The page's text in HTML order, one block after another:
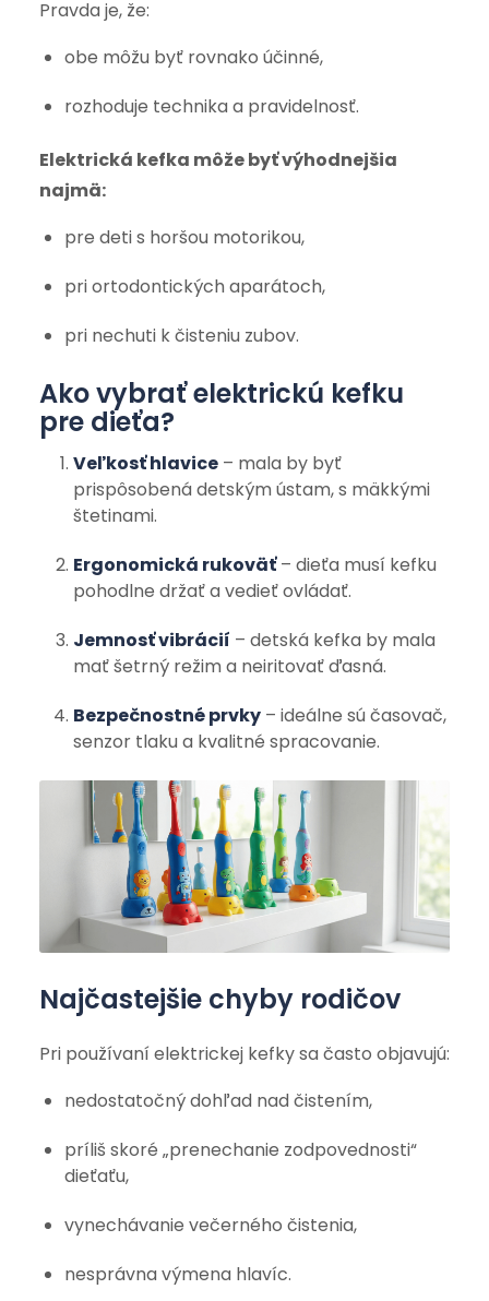
Pravda je, že:
obe môžu byť rovnako účinné,
rozhoduje technika a pravidelnosť.
Elektrická kefka môže byť výhodnejšia
najmä:
pre deti s horšou motorikou,
pri ortodontických aparátoch,
pri nechuti k čisteniu zubov.
Ako vybrať elektrickú kefku
pre dieťa?
Veľkosť hlavice– mala by byť
prispôsobená detským ústam, s mäkkými
štetinami.
Ergonomická rukoväť– dieťa musí kefku
pohodlne držať a vedieť ovládať.
Jemnosť vibrácií – detská kefka by mala
mať šetrný režim a neiritovať ďasná.
Bezpečnostné prvky– ideálne sú časovač,
senzor tlaku a kvalitné spracovanie.
Najčastejšie chyby rodičov
Pri používaní elektrickej kefky sa často objavujú:
nedostatočný dohľad nad čistením,
príliš skoré „prenechanie zodpovednosti“
dieťaťu,
vynechávanie večerného čistenia,
nesprávna výmena hlavíc.